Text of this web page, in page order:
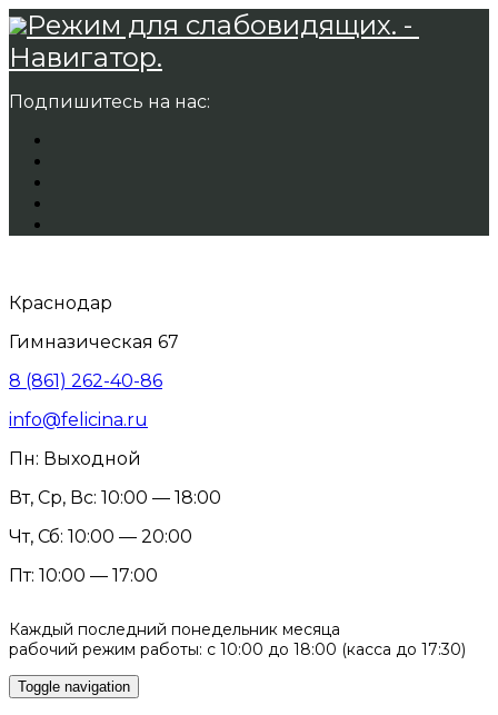
Режим для слабовидящих. -
Навигатор.
Подпишитесь на нас:
Краснодар
Гимназическая 67
8 (861) 262-40-86
info@felicina.ru
Пн: Выходной
Вт, Ср, Вс: 10:00 — 18:00
Чт, Сб: 10:00 — 20:00
Пт: 10:00 — 17:00
Каждый последний понедельник месяца
рабочий режим работы: с 10:00 до 18:00 (касса до 17:30)
Toggle navigation